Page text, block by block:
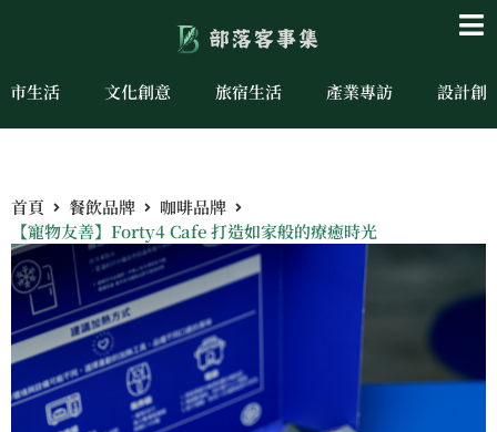
市生活 文化創意 旅宿生活 產業專訪 設計創
首頁 餐飲品牌
咖啡品牌
【寵物友善】Forty4 Cafe 打造如家般的療癒時光